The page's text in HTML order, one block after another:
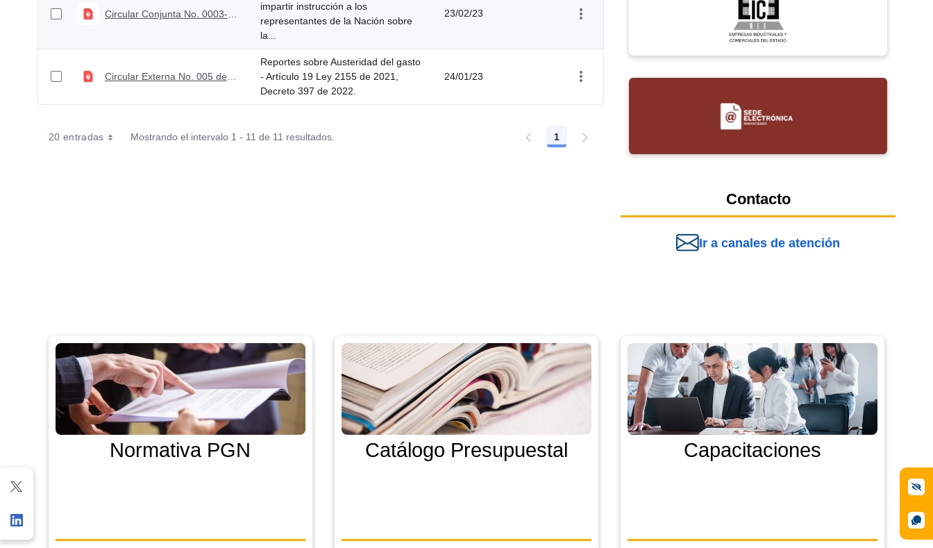
impartir instrucción a los
representantes de la Nación sobre
la...
23/02/23
Reportes sobre Austeridad del gasto
- Artículo 19 Ley 2155 de 2021,
Decreto 397 de 2022.
24/01/23
20 entradas Mostrando el intervalo 1 - 11 de 11 resultados. Página
1
Contacto
Ir a canales de atención
Normativa PGN Catálogo Presupuestal Capacitaciones